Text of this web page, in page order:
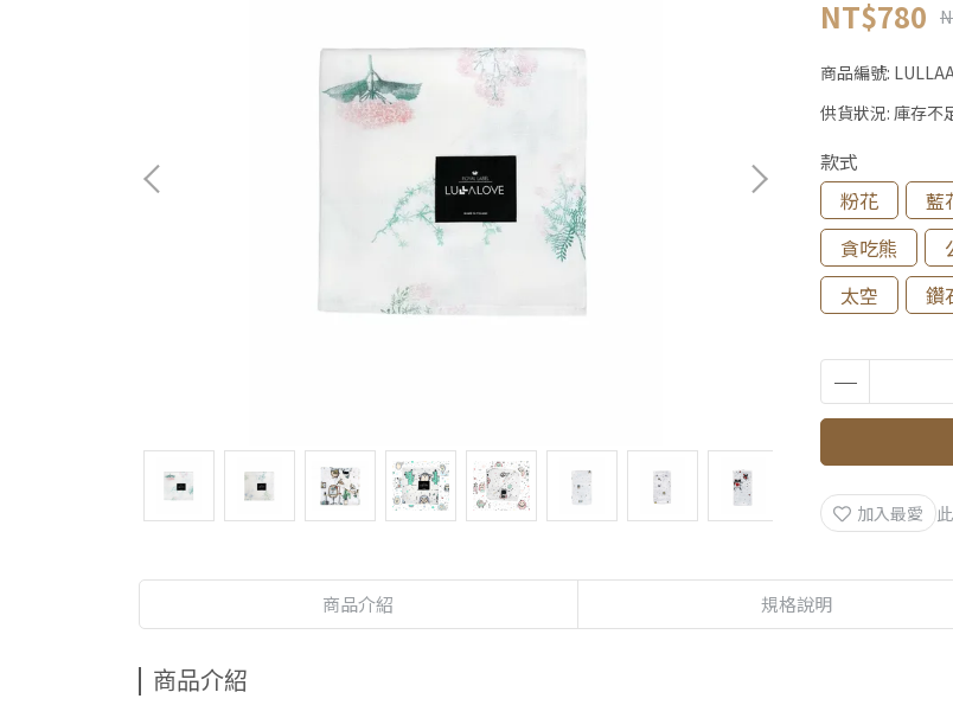
NT$780
商品編號:
供貨狀況: 庫存不
款式
粉花
藍
貪吃熊
太空
鑽
加入最愛
商品介紹 規格說明
商品介紹